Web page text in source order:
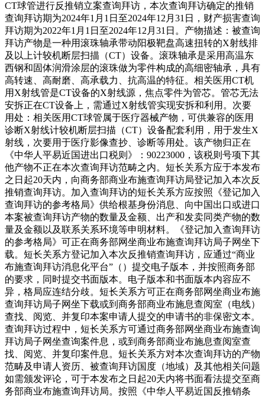
CT球管进行反推销立案查询拜访，本次查询拜访确定的推销
查询拜访期为2024年1月1日至2024年12月31日，财产损害查询
拜访期为2022年1月1日至2024年12月31日。产物描述：被查询
拜访产物是一种用滚珠轴承带动阳极靶盘高速扭转的X射线排
及以上计较机断层扫描（CT）设备。滚珠轴承是采用高温东
西钢和固体润滑涂层的滚珠做为零件构成的高细密轴承，具有
高转速、高耐磨、高承载力、抗高温的特征。相关医用CT机
用X射线管是CT设备的X射线源，焦点零件为管芯。管芯无法
安拆正在CT设备上，需通过X射线管实现安拆和利用。次要
用处：相关医用CT球管属于医疗器械产物，可供兼容的医用
诊断X射线计较机断层扫描（CT）设备配套利用，用于发生X
射线，次要用于医疗影像查抄、诊断等用处。该产物归正在
《中华人平易近国进出口税则》：90223000，该税则号项下其
他产物不正在本次查询拜访范畴之内。短长关系方应于本发布
之日起20天内，向商务部商业布施查询拜访局登记加入本次反
推销查询拜访。加入查询拜访的短长关系方应按照《登记加入
查询拜访的参考格局》供给根基身份消息、向中国出口或进口
本案被查询拜访产物的数量及金额、出产和发卖同类产物的数
量及金额以及联系关系环境等申明材料。《登记加入查询拜访
的参考格局》可正在商务部网坐商业布施查询拜访局子网坐下
载。短长关系方登记加入本次反推销查询拜访，应通过“商业
布施查询拜访消息化平台”（）提交电子版本，并按照商务部
的要求，同时提交书面版本。电子版本和书面版本内容应不
异，格局应连结分歧。短长关系方可正在商务部网坐商业布施
查询拜访局子网坐下载或到商务部商业布施息查阅室（电线）
查找、阅览、并复印本案申请人提交的申请书的非保密文本。
查询拜访过程中，短长关系方可通过商务部网坐商业布施查询
拜访局子网坐查询案件息，或到商务部商业布施息查阅室查
找、阅览、并复印案件息。短长关系方对本次查询拜访的产物
范畴及申请人资历、被查询拜访国度（地域）及其他相关问题
如需颁发评论，可于本发布之日起20天内将书面看法提交至商
务部商业布施查询拜访局。按照《中华人平易近国反推销条